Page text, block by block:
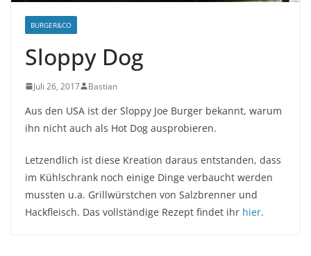
BURGER&CO
Sloppy Dog
Juli 26, 2017 Bastian
Aus den USA ist der Sloppy Joe Burger bekannt, warum
ihn nicht auch als Hot Dog ausprobieren.
Letzendlich ist diese Kreation daraus entstanden, dass
im Kühlschrank noch einige Dinge verbaucht werden
mussten u.a. Grillwürstchen von Salzbrenner und
Hackfleisch. Das vollständige Rezept findet ihr hier.